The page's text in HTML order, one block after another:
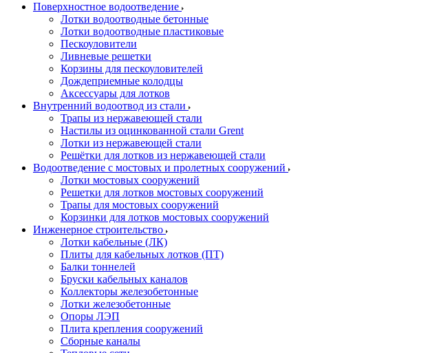
Поверхностное водоотведение
Лотки водоотводные бетонные
Лотки водоотводные пластиковые
Пескоуловители
Ливневые решетки
Корзины для пескоуловителей
Дождеприемные колодцы
Аксессуары для лотков
Внутренний водоотвод из стали
Трапы из нержавеющей стали
Настилы из оцинкованной стали Grent
Лотки из нержавеющей стали
Решётки для лотков из нержавеющей стали
Водоотведение с мостовых и пролетных сооружений
Лотки мостовых сооружений
Решетки для лотков мостовых сооружений
Трапы для мостовых сооружений
Корзинки для лотков мостовых сооружений
Инженерное строительство
Лотки кабельные (ЛК)
Плиты для кабельных лотков (ПТ)
Балки тоннелей
Бруски кабельных каналов
Коллекторы железобетонные
Лотки железобетонные
Опоры ЛЭП
Плита крепления сооружений
Сборные каналы